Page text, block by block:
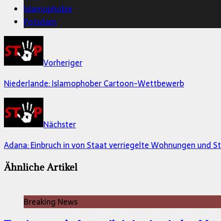
Islamophobie
Potsdam
Vorheriger
Niederlande: Islamophober Cartoon-Wettbewerb
Nächster
Adana: Einbruch in von Staat verriegelte Wohnungen und
Ähnliche Artikel
Breaking News